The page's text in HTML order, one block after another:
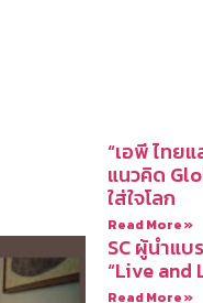
“เอพี ไทย
แนวคิด
ใส่ใจโลก
Read More »
SC ผู้นำแ
“Live and
Read More »